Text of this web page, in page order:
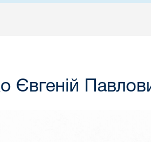
Євгеній